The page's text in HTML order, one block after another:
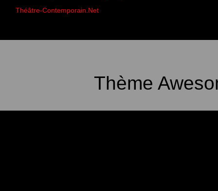
Théâtre-Contemporain.Net
Thème